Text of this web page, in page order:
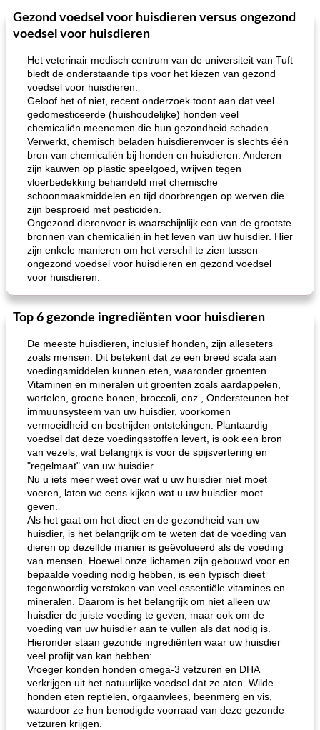
Gezond voedsel voor huisdieren versus ongezond
voedsel voor huisdieren
Het veterinair medisch centrum van de universiteit van Tuft
biedt de onderstaande tips voor het kiezen van gezond
voedsel voor huisdieren:
Geloof het of niet, recent onderzoek toont aan dat veel
gedomesticeerde (huishoudelijke) honden veel
chemicaliën meenemen die hun gezondheid schaden.
Verwerkt, chemisch beladen huisdierenvoer is slechts één
bron van chemicaliën bij honden en huisdieren. Anderen
zijn kauwen op plastic speelgoed, wrijven tegen
vloerbedekking behandeld met chemische
schoonmaakmiddelen en tijd doorbrengen op werven die
zijn besproeid met pesticiden.
Ongezond dierenvoer is waarschijnlijk een van de grootste
bronnen van chemicaliën in het leven van uw huisdier. Hier
zijn enkele manieren om het verschil te zien tussen
ongezond voedsel voor huisdieren en gezond voedsel
voor huisdieren:
Top 6 gezonde ingrediënten voor huisdieren
De meeste huisdieren, inclusief honden, zijn alleseters
zoals mensen. Dit betekent dat ze een breed scala aan
voedingsmiddelen kunnen eten, waaronder groenten.
Vitaminen en mineralen uit groenten zoals aardappelen,
wortelen, groene bonen, broccoli, enz., Ondersteunen het
immuunsysteem van uw huisdier, voorkomen
vermoeidheid en bestrijden ontstekingen. Plantaardig
voedsel dat deze voedingsstoffen levert, is ook een bron
van vezels, wat belangrijk is voor de spijsvertering en
"regelmaat" van uw huisdier
Nu u iets meer weet over wat u uw huisdier niet moet
voeren, laten we eens kijken wat u uw huisdier moet
geven.
Als het gaat om het dieet en de gezondheid van uw
huisdier, is het belangrijk om te weten dat de voeding van
dieren op dezelfde manier is geëvolueerd als de voeding
van mensen. Hoewel onze lichamen zijn gebouwd voor en
bepaalde voeding nodig hebben, is een typisch dieet
tegenwoordig verstoken van veel essentiële vitamines en
mineralen. Daarom is het belangrijk om niet alleen uw
huisdier de juiste voeding te geven, maar ook om de
voeding van uw huisdier aan te vullen als dat nodig is.
Hieronder staan ​​gezonde ingrediënten waar uw huisdier
veel profijt van kan hebben:
Vroeger konden honden omega-3 vetzuren en DHA
verkrijgen uit het natuurlijke voedsel dat ze aten. Wilde
honden eten reptielen, orgaanvlees, beenmerg en vis,
waardoor ze hun benodigde voorraad van deze gezonde
vetzuren krijgen.